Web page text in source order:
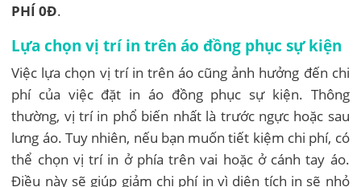
PHÍ 0Đ.
Lựa chọn vị trí in trên áo đồng phục sự kiện
Việc lựa chọn vị trí in trên áo cũng ảnh hưởng đến chi
phí của việc đặt in áo đồng phục sự kiện. Thông
thường, vị trí in phổ biến nhất là trước ngực hoặc sau
lưng áo. Tuy nhiên, nếu bạn muốn tiết kiệm chi phí, có
thể chọn vị trí in ở phía trên vai hoặc ở cánh tay áo.
Điều này sẽ giúp giảm chi phí in vì diện tích in sẽ nhỏ